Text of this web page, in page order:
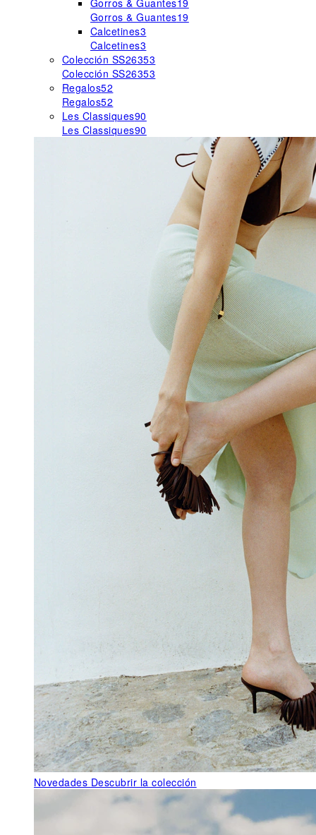
Gorros & Guantes19
Gorros & Guantes19
Calcetines3
Calcetines3
Colección SS26353
Colección SS26353
Regalos52
Regalos52
Les Classiques90
Les Classiques90
Novedades Descubrir la colección